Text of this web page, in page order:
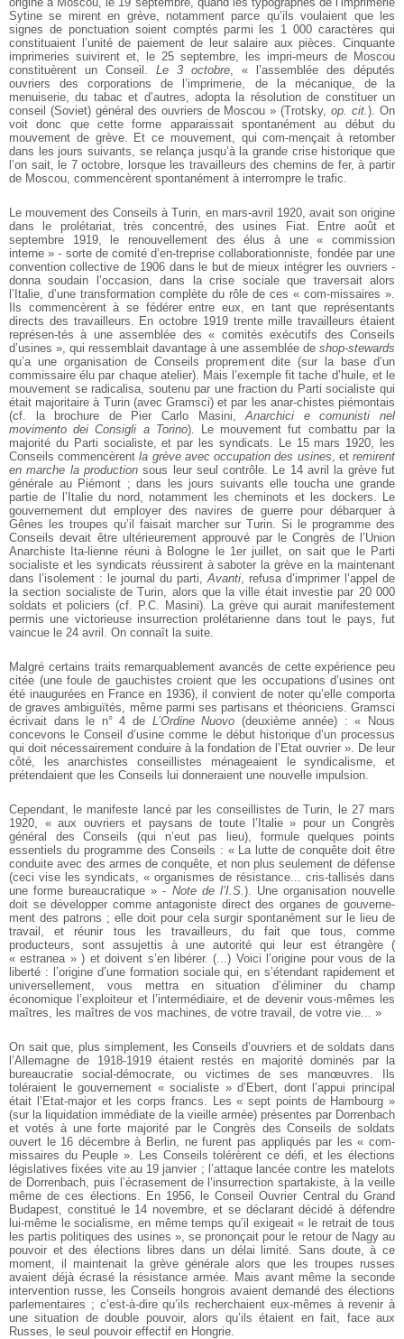
Sytine se mirent en grève, notamment parce qu’ils voulaient que les
signes de ponctuation soient comptés parmi les 1 000 caractères qui
constituaient l’unité de paiement de leur salaire aux pièces. Cinquante
imprimeries suivirent et, le 25 septembre, les impri-meurs de Moscou
constituèrent un Conseil. Le 3 octobre, « l’assemblée des députés
ouvriers des corporations de l’imprimerie, de la mécanique, de la
menuiserie, du tabac et d’autres, adopta la résolution de constituer un
conseil (Soviet) général des ouvriers de Moscou » (Trotsky,op. cit.). On
voit donc que cette forme apparaissait spontanément au début du
mouvement de grève. Et ce mouvement, qui com-mençait à retomber
dans les jours suivants, se relança jusqu’à la grande crise historique que
l’on sait, le 7 octobre, lorsque les travailleurs des chemins de fer, à partir
de Moscou, commencèrent spontanément à interrompre le trafic.
Le mouvement des Conseils à Turin, en mars-avril 1920, avait son origine
dans le prolétariat, très concentré, des usines Fiat. Entre août et
septembre 1919, le renouvellement des élus à une « commission
interne » - sorte de comité d’en-treprise collaborationniste, fondée par une
convention collective de 1906 dans le but de mieux intégrer les ouvriers -
donna soudain l’occasion, dans la crise sociale que traversait alors
l’Italie, d’une transformation complète du rôle de ces « com-missaires ».
Ils commencèrent à se fédérer entre eux, en tant que représentants
directs des travailleurs. En octobre 1919 trente mille travailleurs étaient
représen-tés à une assemblée des « comités exécutifs des Conseils
d’usines », qui ressemblait davantage à une assemblée de shop-stewards
qu’a une organisation de Conseils proprement dite (sur la base d’un
commissaire élu par chaque atelier). Mais l’exemple fit tache d’huile, et le
mouvement se radicalisa, soutenu par une fraction du Parti socialiste qui
était majoritaire à Turin (avec Gramsci) et par les anar-chistes piémontais
(cf. la brochure de Pier Carlo Masini,Anarchici e comunisti nel
movimento dei Consigli a Torino). Le mouvement fut combattu par la
majorité du Parti socialiste, et par les syndicats. Le 15 mars 1920, les
Conseils commencèrentla grève avec occupation des usines, etremirent
en marche la productionsous leur seul contrôle. Le 14 avril la grève fut
générale au Piémont ; dans les jours suivants elle toucha une grande
partie de l’Italie du nord, notamment les cheminots et les dockers. Le
gouvernement dut employer des navires de guerre pour débarquer à
Gênes les troupes qu’il faisait marcher sur Turin. Si le programme des
Conseils devait être ultérieurement approuvé par le Congrès de l’Union
Anarchiste Ita-lienne réuni à Bologne le 1er juillet, on sait que le Parti
socialiste et les syndicats réussirent à saboter la grève en la maintenant
dans l’isolement : le journal du parti,Avanti, refusa d’imprimer l’appel de
la section socialiste de Turin, alors que la ville était investie par 20 000
soldats et policiers (cf. P.C. Masini). La grève qui aurait manifestement
permis une victorieuse insurrection prolétarienne dans tout le pays, fut
vaincue le 24 avril. On connaît la suite.
Malgré certains traits remarquablement avancés de cette expérience peu
citée (une foule de gauchistes croient que les occupations d’usines ont
été inaugurées en France en 1936), il convient de noter qu’elle comporta
de graves ambiguïtés, même parmi ses partisans et théoriciens. Gramsci
écrivait dans le n° 4 de L’Ordine Nuovo (deuxième année) : « Nous
concevons le Conseil d’usine comme le début historique d’un processus
qui doit nécessairement conduire à la fondation de l’Etat ouvrier ». De leur
côté, les anarchistes conseillistes ménageaient le syndicalisme, et
prétendaient que les Conseils lui donneraient une nouvelle impulsion.
Cependant, le manifeste lancé par les conseillistes de Turin, le 27 mars
1920, « aux ouvriers et paysans de toute l’Italie » pour un Congrès
général des Conseils (qui n’eut pas lieu), formule quelques points
essentiels du programme des Conseils : « La lutte de conquête doit être
conduite avec des armes de conquête, et non plus seulement de défense
(ceci vise les syndicats, « organismes de résistance... cris-tallisés dans
une forme bureaucratique » - Note de l’I.S.). Une organisation nouvelle
doit se développer comme antagoniste direct des organes de gouverne-
ment des patrons ; elle doit pour cela surgir spontanément sur le lieu de
travail, et réunir tous les travailleurs, du fait que tous, comme
producteurs, sont assujettis à une autorité qui leur est étrangère (
« estranea » ) et doivent s’en libérer. (...) Voici l’origine pour vous de la
liberté : l’origine d’une formation sociale qui, en s’étendant rapidement et
universellement, vous mettra en situation d’éliminer du champ
économique l’exploiteur et l’intermédiaire, et de devenir vous-mêmes les
maîtres, les maîtres de vos machines, de votre travail, de votre vie... »
On sait que, plus simplement, les Conseils d’ouvriers et de soldats dans
l’Allemagne de 1918-1919 étaient restés en majorité dominés par la
bureaucratie social-démocrate, ou victimes de ses manœuvres. Ils
toléraient le gouvernement « socialiste » d’Ebert, dont l’appui principal
était l’Etat-major et les corps francs. Les « sept points de Hambourg »
(sur la liquidation immédiate de la vieille armée) présentes par Dorrenbach
et votés à une forte majorité par le Congrès des Conseils de soldats
ouvert le 16 décembre à Berlin, ne furent pas appliqués par les « com-
missaires du Peuple ». Les Conseils tolérèrent ce défi, et les élections
législatives fixées vite au 19 janvier ; l’attaque lancée contre les matelots
de Dorrenbach, puis l’écrasement de l’insurrection spartakiste, à la veille
même de ces élections. En 1956, le Conseil Ouvrier Central du Grand
Budapest, constitué le 14 novembre, et se déclarant décidé à défendre
lui-même le socialisme, en même temps qu’il exigeait « le retrait de tous
les partis politiques des usines », se prononçait pour le retour de Nagy au
pouvoir et des élections libres dans un délai limité. Sans doute, à ce
moment, il maintenait la grève générale alors que les troupes russes
avaient déjà écrasé la résistance armée. Mais avant même la seconde
intervention russe, les Conseils hongrois avaient demandé des élections
parlementaires ; c’est-à-dire qu’ils recherchaient eux-mêmes à revenir à
une situation de double pouvoir, alors qu’ils étaient en fait, face aux
Russes, le seul pouvoir effectif en Hongrie.